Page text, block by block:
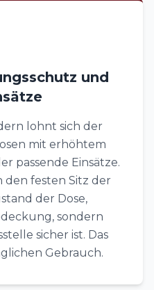
und
lohnt sich der
mit erhöhtem
passende Einsätze.
festen Sitz der
der Dose,
sondern
sicher ist. Das
Gebrauch.